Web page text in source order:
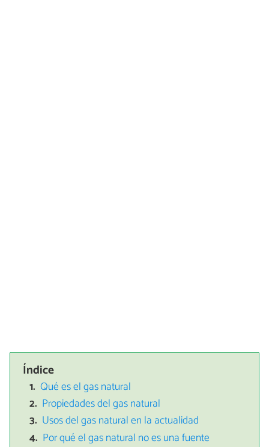
Índice
Qué es el gas natural
Propiedades del gas natural
Usos del gas natural en la actualidad
Por qué el gas natural no es una fuente